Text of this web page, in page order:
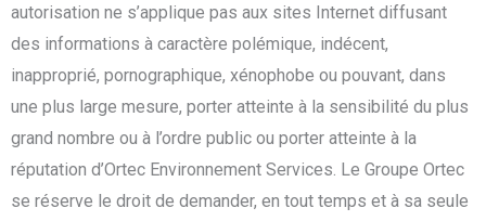
autorisation ne s’applique pas aux sites Internet diffusant
des informations à caractère polémique, indécent,
inapproprié, pornographique, xénophobe ou pouvant, dans
une plus large mesure, porter atteinte à la sensibilité du plus
grand nombre ou à l’ordre public ou porter atteinte à la
réputation d’Ortec Environnement Services. Le Groupe Ortec
se réserve le droit de demander, en tout temps et à sa seule